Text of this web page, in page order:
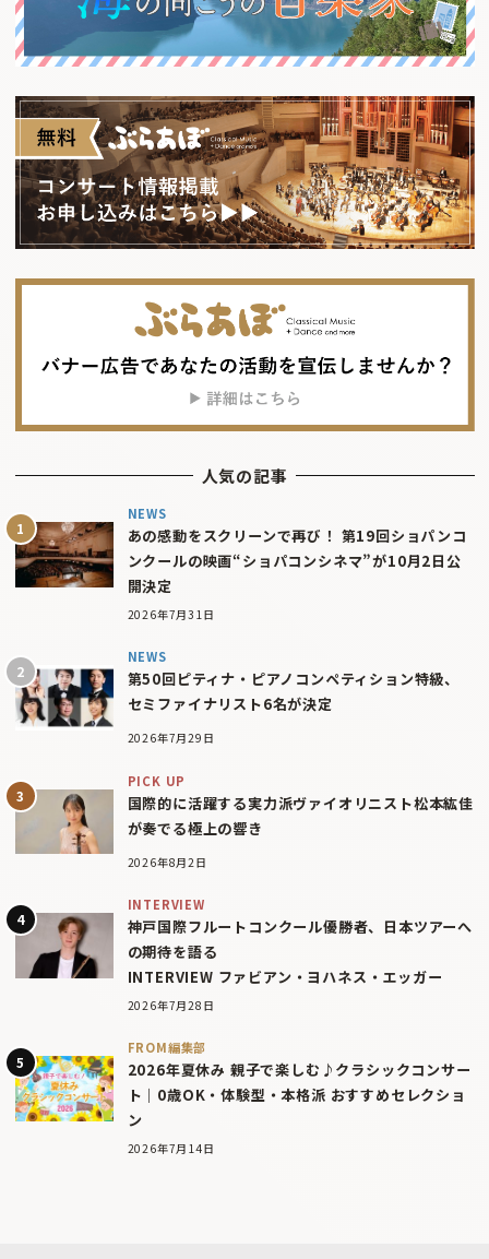
人気の記事
NEWS
あの感動をスクリーンで再び！ 第19回ショパンコ
ンクールの映画“ショパコンシネマ”が10月2日公
開決定
2026年7月31日
NEWS
第50回ピティナ・ピアノコンペティション特級、
セミファイナリスト6名が決定
2026年7月29日
PICK UP
国際的に活躍する実力派ヴァイオリニスト松本紘佳
が奏でる極上の響き
2026年8月2日
INTERVIEW
神戸国際フルートコンクール優勝者、日本ツアーへ
の期待を語る
INTERVIEW ファビアン・ヨハネス・エッガー
2026年7月28日
FROM編集部
2026年夏休み 親子で楽しむ♪クラシックコンサー
ト｜0歳OK・体験型・本格派 おすすめセレクショ
ン
2026年7月14日